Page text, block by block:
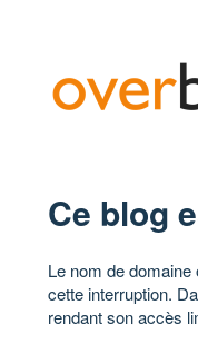
Ce blog
Le nom de domaine
cette interruption.
rendant son accès